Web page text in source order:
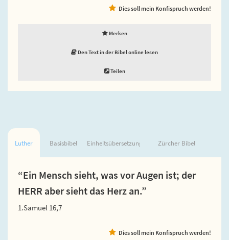
Dies soll mein Konfispruch werden!
Merken
Den Text in der Bibel online lesen
Teilen
Luther Basisbibel Einheitsübersetzung Zürcher Bibel
“Ein Mensch sieht, was vor Augen ist; der
HERR aber sieht das Herz an.”
1.Samuel 16,7
Dies soll mein Konfispruch werden!